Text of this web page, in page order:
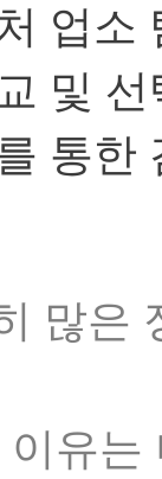
업소
및 선
통한
많은
유